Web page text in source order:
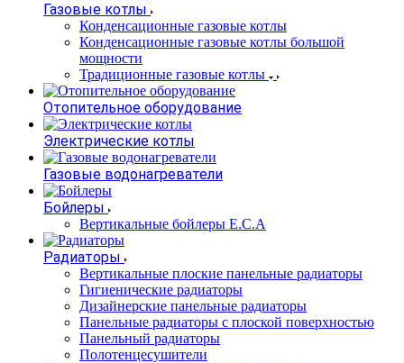
Газовые котлы
Конденсационные газовые котлы
Конденсационные газовые котлы большой
мощности
Традиционные газовые котлы
Отопительное оборудование
Электрические котлы
Газовые водонагреватели
Бойлеры
Вертикальные бойлеры E.C.A
Радиаторы
Вертикальные плоские панельные радиаторы
Гигиенические радиаторы
Дизайнерские панельные радиаторы
Панельные радиаторы с плоской поверхностью
Панельный радиаторы
Полотенцесушители